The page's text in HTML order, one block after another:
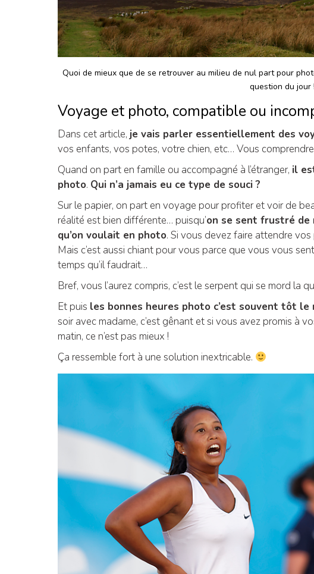
Quoi de mieux que de se retrouver au milieu de nul part pour
question du jour !
Voyage et photo, compatible ou
Dans cet article, je vais parler essentiellement des
vos enfants, vos potes, votre chien, etc… Vous
Quand on part en famille ou accompagné à l’étranger, il
photo. Qui n’a jamais eu ce type de souci ?
Sur le papier, on part en voyage pour profiter et voir de
réalité est bien différente… puisqu’on se sent frustré
qu’on voulait en photo. Si vous devez faire attendre
Mais c’est aussi chiant pour vous parce que vous vous
temps qu’il faudrait…
Bref, vous l’aurez compris, c’est le serpent qui se mord la
Et puis les bonnes heures photo c’est souvent tôt
soir avec madame, c’est gênant et si vous avez promis à
matin, ce n’est pas mieux !
Ça ressemble fort à une solution inextricable.